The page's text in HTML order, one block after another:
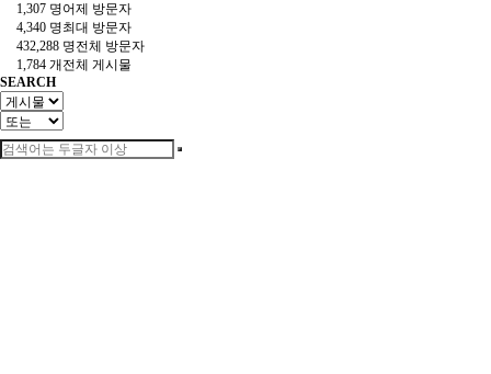
1,307 명어제 방문자
4,340 명최대 방문자
432,288 명전체 방문자
1,784 개 전체 게시물
SEARCH